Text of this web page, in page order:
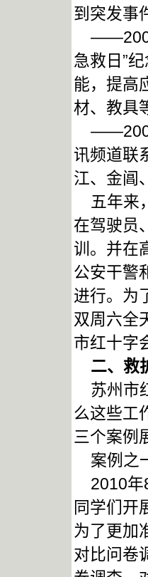
到突发事
——2008
急救日”
能，提高
材、教具
——2009
讯频道联
江、金阊
五年来
在驾驶员
训。并在
公安干警
进行。为
双周六全
市红十字
二、救
苏州市
么这些工
三个案例
案例之
2010年
同学们开
为了更加
对比问卷